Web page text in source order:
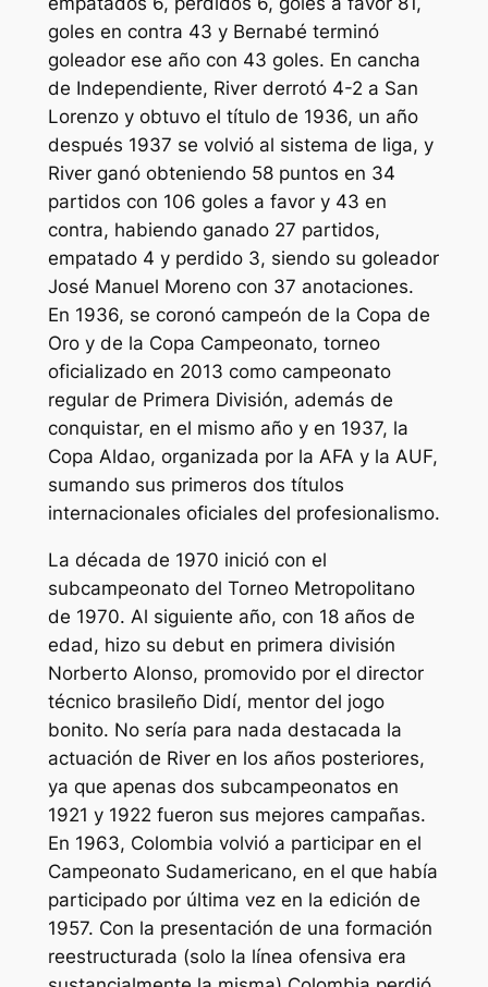
goles en contra 43 y Bernabé terminó
goleador ese año con 43 goles. En cancha
de Independiente, River derrotó 4-2 a San
Lorenzo y obtuvo el título de 1936, un año
después 1937 se volvió al sistema de liga, y
River ganó obteniendo 58 puntos en 34
partidos con 106 goles a favor y 43 en
contra, habiendo ganado 27 partidos,
empatado 4 y perdido 3, siendo su goleador
José Manuel Moreno con 37 anotaciones.
En 1936, se coronó campeón de la Copa de
Oro y de la Copa Campeonato, torneo
oficializado en 2013 como campeonato
regular de Primera División, además de
conquistar, en el mismo año y en 1937, la
Copa Aldao, organizada por la AFA y la AUF,
sumando sus primeros dos títulos
internacionales oficiales del profesionalismo.
La década de 1970 inició con el
subcampeonato del Torneo Metropolitano
de 1970. Al siguiente año, con 18 años de
edad, hizo su debut en primera división
Norberto Alonso, promovido por el director
técnico brasileño Didí, mentor del jogo
bonito. No sería para nada destacada la
actuación de River en los años posteriores,
ya que apenas dos subcampeonatos en
1921 y 1922 fueron sus mejores campañas.
En 1963, Colombia volvió a participar en el
Campeonato Sudamericano, en el que había
participado por última vez en la edición de
1957. Con la presentación de una formación
reestructurada (solo la línea ofensiva era